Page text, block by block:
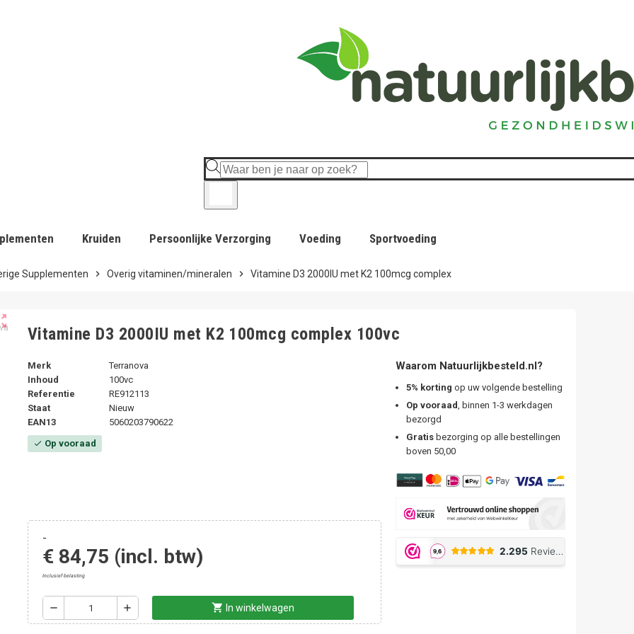
Kruiden Persoonlijke Verzorging Voeding Sportvoeding
Supplementen chevron_right Overig vitaminen/mineralen chevron_right Vitamine D3 2000IU met K2 100mcg complex
Vitamine D3 2000IU met K2 100mcg complex 100vc
Merk
Terranova
Inhoud
100vc
Referentie
RE912113
Staat
Nieuw
EAN13
5060203790622
check Op vooraad
-
€ 84,75 (incl. btw)
Inclusief belasting
remove add shopping_cart In winkelwagen
Waarom Natuurlijkbesteld.nl?
5% korting op uw volgende bestelling
Op vooraad, binnen 1-3 werkdagen
bezorgd
Gratisbezorging op alle bestellingen
boven 50,00